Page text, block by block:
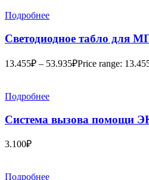
Подробнее
Светодиодное табло для
13.455₽ – 53.935₽Price range:
Подробнее
Система вызова помощи
3.100₽
Подробнее